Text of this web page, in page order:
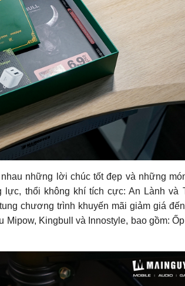
những lời chúc tốt đẹp và những
thổi không khí tích cực: An Lành và
chương trình khuyến mãi giảm giá
Kingbull và Innostyle, bao gồm: